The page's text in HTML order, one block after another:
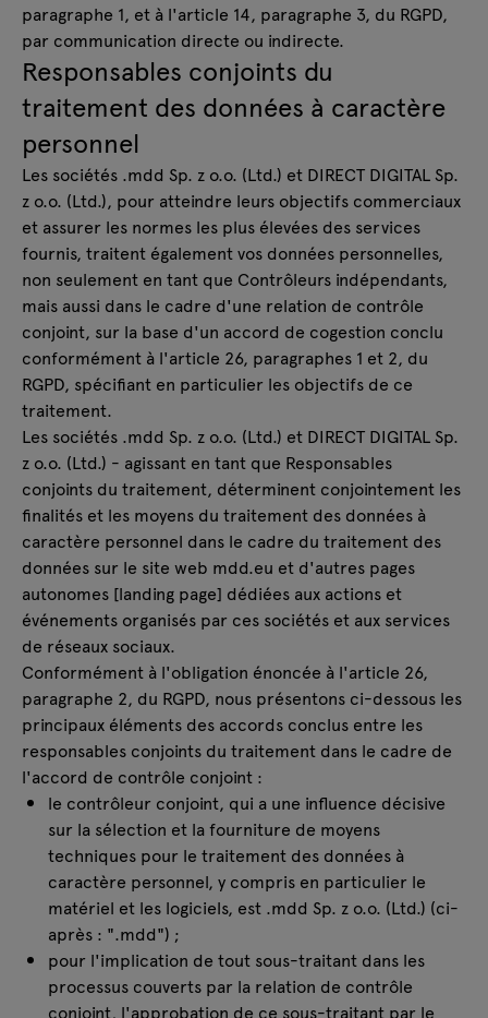
paragraphe 1, et à l'article 14, paragraphe 3, du RGPD,
par communication directe ou indirecte.
Responsables conjoints du
traitement des données à caractère
personnel
Les sociétés .mdd Sp. z o.o. (Ltd.) et DIRECT DIGITAL Sp.
z o.o. (Ltd.), pour atteindre leurs objectifs commerciaux
et assurer les normes les plus élevées des services
fournis, traitent également vos données personnelles,
non seulement en tant que Contrôleurs indépendants,
mais aussi dans le cadre d'une relation de contrôle
conjoint, sur la base d'un accord de cogestion conclu
conformément à l'article 26, paragraphes 1 et 2, du
RGPD, spécifiant en particulier les objectifs de ce
traitement.
Les sociétés .mdd Sp. z o.o. (Ltd.) et DIRECT DIGITAL Sp.
z o.o. (Ltd.) - agissant en tant que Responsables
conjoints du traitement, déterminent conjointement les
finalités et les moyens du traitement des données à
caractère personnel dans le cadre du traitement des
données sur le site web mdd.eu et d'autres pages
autonomes [landing page] dédiées aux actions et
événements organisés par ces sociétés et aux services
de réseaux sociaux.
Conformément à l'obligation énoncée à l'article 26,
paragraphe 2, du RGPD, nous présentons ci-dessous les
principaux éléments des accords conclus entre les
responsables conjoints du traitement dans le cadre de
l'accord de contrôle conjoint :
le contrôleur conjoint, qui a une influence décisive
sur la sélection et la fourniture de moyens
techniques pour le traitement des données à
caractère personnel, y compris en particulier le
matériel et les logiciels, est .mdd Sp. z o.o. (Ltd.) (ci-
après : ".mdd") ;
pour l'implication de tout sous-traitant dans les
processus couverts par la relation de contrôle
conjoint, l'approbation de ce sous-traitant par le